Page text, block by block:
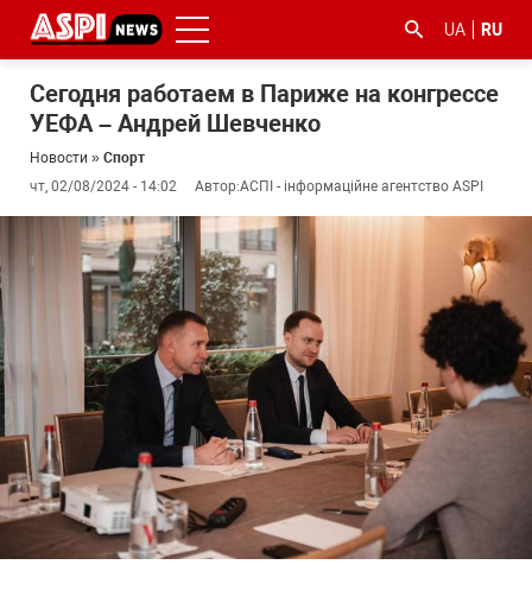
UA RU
Сегодня работаем в Париже на конгрессе
УЕФА – Андрей Шевченко
Новости » Спорт
чт, 02/08/2024 - 14:02
Автор:АСПІ - інформаційне агентство ASPI
#ООС
#боротьба
з
корупцією
#гфс #Киев